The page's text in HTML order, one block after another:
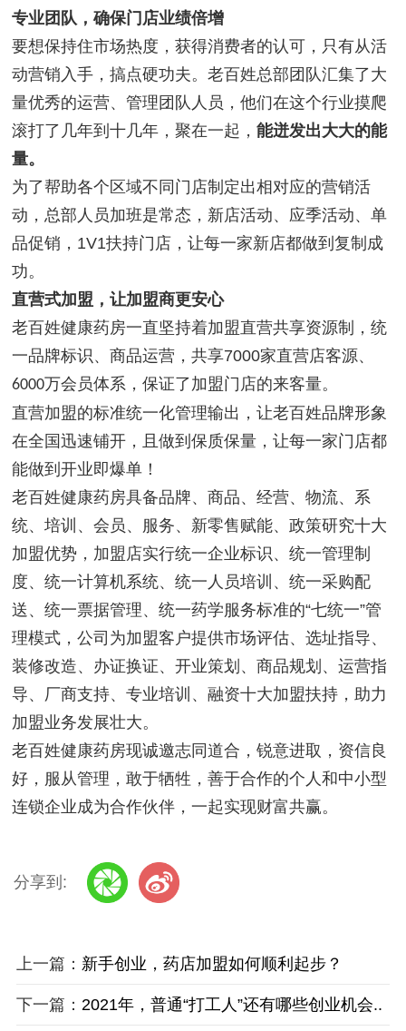
专业团队，确保门店业绩倍增
要想保持住市场热度，获得消费者的认可，只有从活
动营销入手，搞点硬功夫。老百姓总部团队汇集了大
量优秀的运营、管理团队人员，他们在这个行业摸爬
滚打了几年到十几年，聚在一起，能迸发出大大的能
量。
为了帮助各个区域不同门店制定出相对应的营销活
动，总部人员加班是常态，新店活动、应季活动、单
品促销， 1V1扶持门店，让每一家新店都做到复制成
功。
直营式加盟，让加盟商更安心
老百姓健康药房一直坚持着加盟直营共享资源制，统
一品牌标识、商品运营，共享7000家直营店客源、
6000万会员体系，保证了加盟门店的来客量。
直营加盟的标准统一化管理输出，让老百姓品牌形象
在全国迅速铺开，且做到保质保量，让每一家门店都
能做到开业即爆单！
老百姓健康药房具备品牌、商品、经营、物流、系
统、培训、会员、服务、新零售赋能、政策研究十大
加盟优势，加盟店实行统一企业标识、统一管理制
度、统一计算机系统、统一人员培训、统一采购配
送、统一票据管理、统一药学服务标准的“七统一”管
理模式，公司为加盟客户提供市场评估、选址指导、
装修改造、办证换证、开业策划、商品规划、运营指
导、厂商支持、专业培训、融资十大加盟扶持，助力
加盟业务发展壮大。
老百姓健康药房现诚邀志同道合，锐意进取，资信良
好，服从管理，敢于牺牲，善于合作的个人和中小型
连锁企业成为合作伙伴，一起实现财富共赢。
分享到:
上一篇： 新手创业，药店加盟如何顺利起步？
下一篇： 2021年，普通“打工人”还有哪些创业机会..